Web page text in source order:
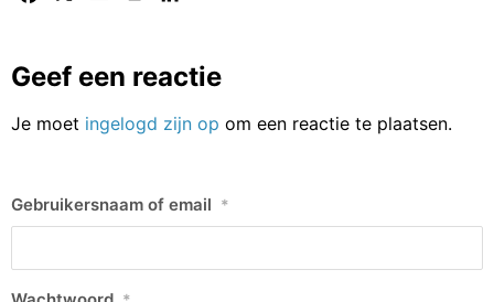
Geef een reactie
Je moet ingelogd zijn op om een reactie te plaatsen.
Gebruikersnaam of email *